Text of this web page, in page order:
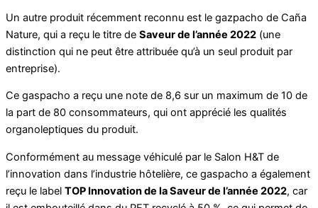
Un autre produit récemment reconnu est le gazpacho de Caña
Nature, qui a reçu le titre de Saveur de l’année 2022 (une
distinction qui ne peut être attribuée qu’à un seul produit par
entreprise).
Ce gaspacho a reçu une note de 8,6 sur un maximum de 10 de
la part de 80 consommateurs, qui ont apprécié les qualités
organoleptiques du produit.
Conformément au message véhiculé par le Salon H&T de
l’innovation dans l’industrie hôtelière, ce gaspacho a également
reçu le label TOP Innovation de la Saveur de l’année 2022, car